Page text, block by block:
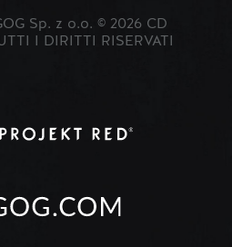
Sp. z o.o. © 2026 CD
I DIRITTI RISERVATI